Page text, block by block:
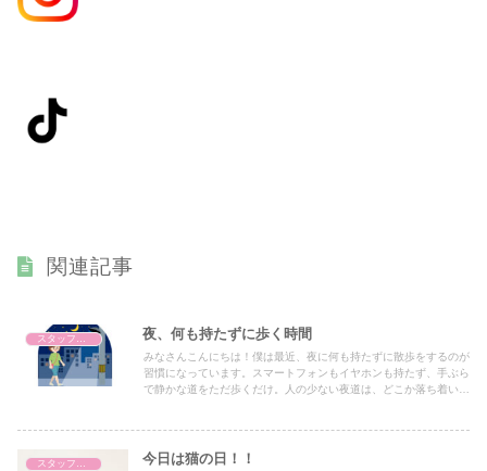
関連記事
スタッフブログ 夜、何も持たずに歩く時間
みなさんこんにちは！僕は最近、夜に何も持たずに散歩をするのが
習慣になっています。スマートフォンもイヤホンも持たず、手ぶら
で静かな道をただ歩くだけ。人の少ない夜道は、どこか落ち着いて
薄れていきます。特別なことは何も起きないけれど、自分のペース
スタッフブログ 今日は猫の日！！